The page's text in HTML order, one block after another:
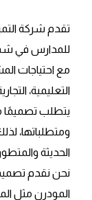
تقدم شركة
للمدارس في
مع احتياجات
التعليمية،
يتطلب تصميمًا
ومتطلباتها،
الحديثة
نحن نقدم
المودرن مثل